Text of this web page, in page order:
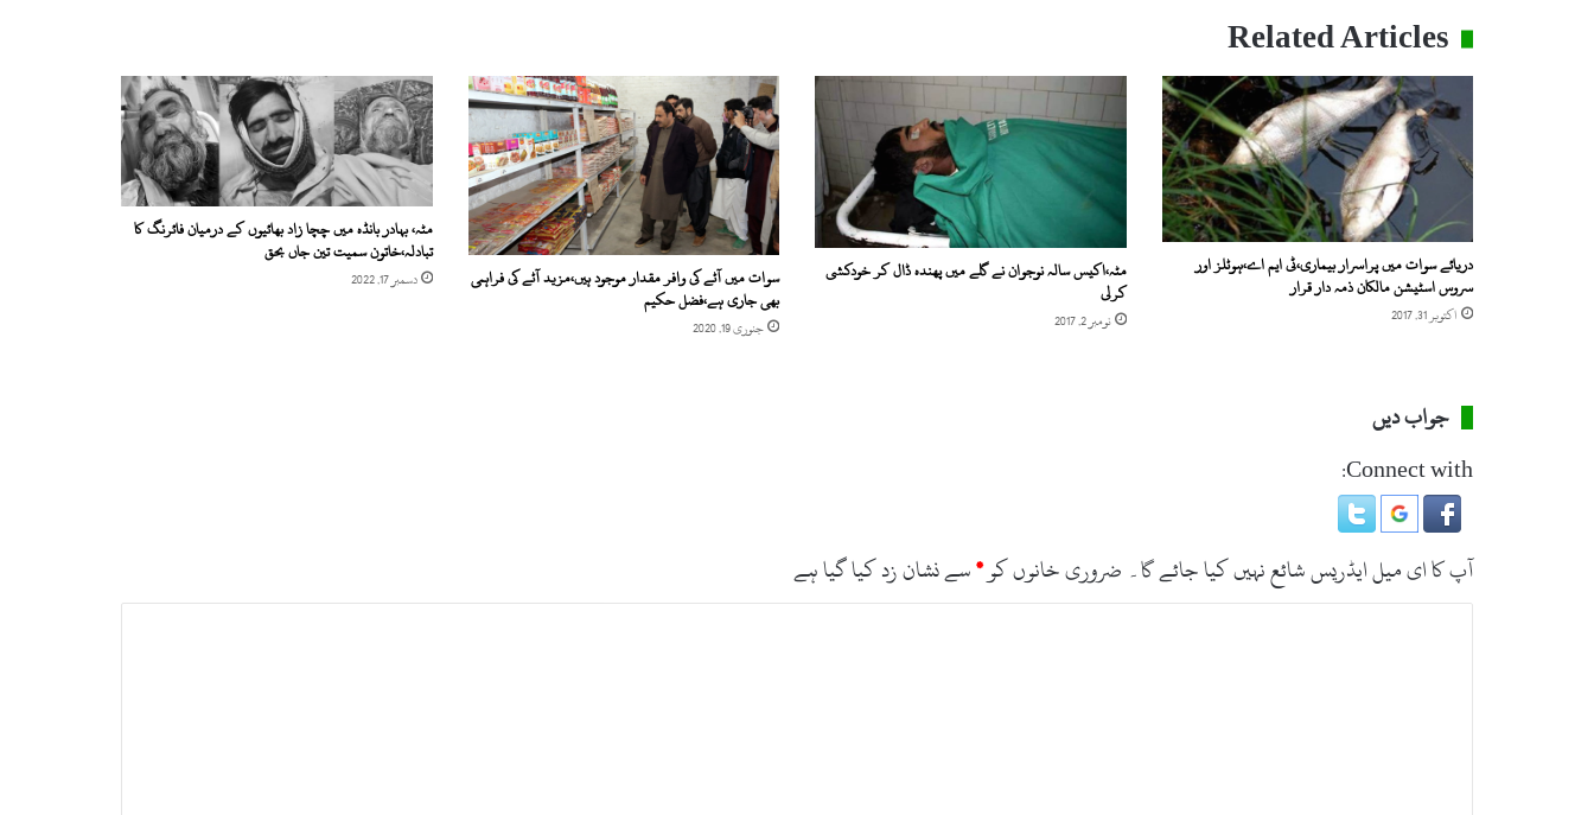
Related Articles
دریائے سوات میں پراسرار بیماری،ٹی ایم اے،ہوٹلز اور
سروس اسٹیشن مالکان ذمہ دار قرار
اکتوبر 31, 2017
مٹہ،اکیس سالہ نوجوان نے گلے میں پھندہ ڈال کر خودکشی
کرلی
نومبر 2, 2017
سوات میں آٹے کی وافر مقدار موجود ہیں،مزید آٹے کی فراہمی
بھی جاری ہے،فضل حکیم
جنوری 19, 2020
مٹہ، بہادر بانڈہ میں چچا زاد بھائیوں کے درمیان فائرنگ کا
تبادلہ،خاتون سمیت تین جاں بحق
دسمبر 17, 2022
جواب دیں
Connect with:
آپ کا ای میل ایڈریس شائع نہیں کیا جائے گا۔ ضروری خانوں کو*سے نشان زد کیا گیا ہے